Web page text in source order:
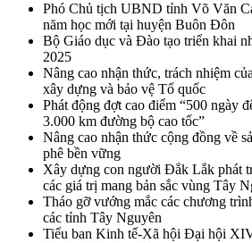
Phó Chủ tịch UBND tỉnh Võ Văn
năm học mới tại huyện Buôn Đôn
Bộ Giáo dục và Đào tạo triển khai
2025
Nâng cao nhận thức, trách nhiệm
xây dựng và bảo vệ Tổ quốc
Phát động đợt cao điểm “500 ngày
3.000 km đường bộ cao tốc”
Nâng cao nhận thức cộng đồng về
phê bền vững
Xây dựng con người Đắk Lắk phát
các giá trị mang bản sắc vùng Tây
Tháo gỡ vướng mắc các chương
các tỉnh Tây Nguyên
Tiểu ban Kinh tế-Xã hội Đại hội